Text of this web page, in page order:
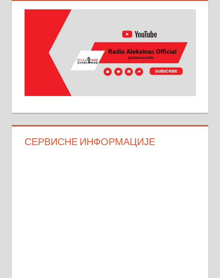
СЕРВИСНЕ ИНФОРМАЦИЈЕ